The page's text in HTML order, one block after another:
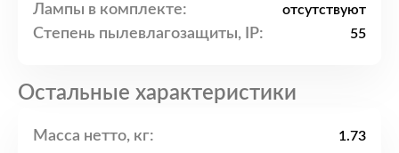
Лампы в комплекте: отсутствуют
Степень пылевлагозащиты, IP: 55
Остальные характеристики
Масса нетто, кг: 1.73